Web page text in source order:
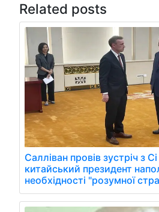
Related posts
Салліван провів зустріч з
китайський президент
необхідності "розумної